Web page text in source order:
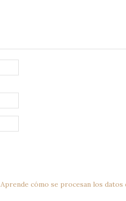
Aprende cómo se procesan los datos